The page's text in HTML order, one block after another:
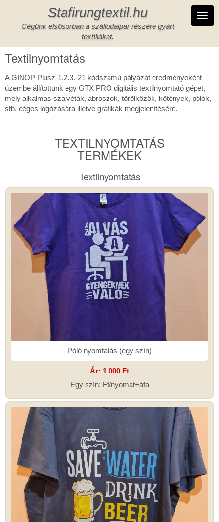
tartalomra
Stafirungtextil.hu
Cégünk elsősorban a szállodaipar részére gyárt
textíliákat.
Textilnyomtatás
A GINOP Plusz-1.2.3.-21 kódszámú pályázat eredményeként
üzembe állítottunk egy GTX PRO digitális textilnyomtató gépet,
mely alkalmas szalvéták, abroszok, törölközők, kötények, pólók,
stb. céges logózására illetve grafikák megjelenítésére.
TEXTILNYOMTATÁS
TERMÉKEK
Textilnyomtatás
Póló nyomtatás (egy szín)
Ár: 1.000 Ft
Egy szín: Ft/nyomat+áfa